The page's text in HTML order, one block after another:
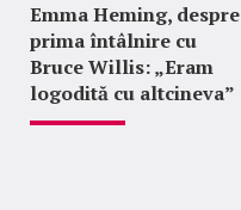
Emma Heming, despre
prima întâlnire cu
Bruce Willis: „Eram
logodită cu altcineva”